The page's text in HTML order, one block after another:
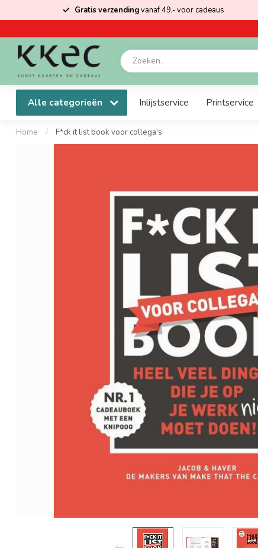
Gratis verzendingvanaf 49,- voor cadeaus
Alle categorieën Inlijstservice Printservice
Home / F*ck it list book voor collega's